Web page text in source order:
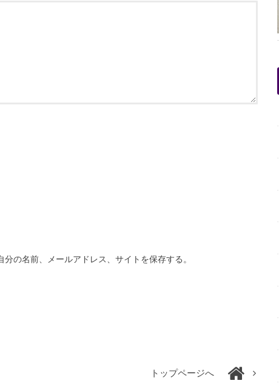
の名前、メールアドレス、サイトを保存する。
トップページへ